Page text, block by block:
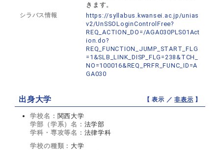
きます。
シラバス情報
https://syllabus.kwansei.ac.jp/unias
v2/UnSSOLoginControlFree?
REQ_ACTION_DO=/AGA030PLS01Act
ion.do?
REQ_FUNCTION_JUMP_START_FLG
=1&SLB_LINK_DISP_FLG=238&TCH_
NO=100016&REQ_PRFR_FUNC_ID=A
GA030
出身大学 【 表示 ／非表示 】
学校名： 関西大学
学部（学系）名： 法学部
学科・専攻等名： 法律学科
学校の種類： 大学